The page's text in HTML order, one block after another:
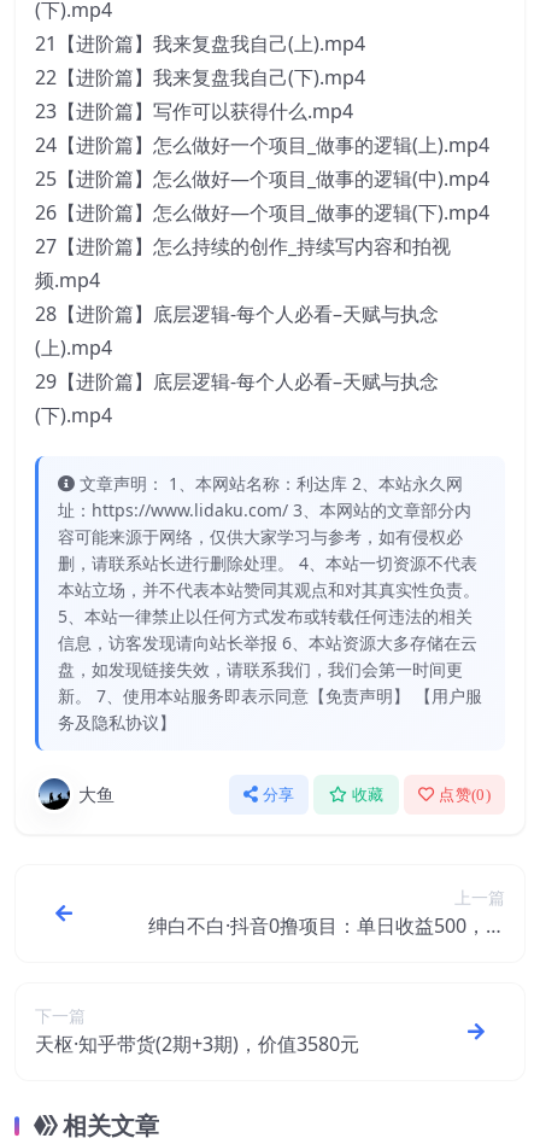
(下).mp4
21【进阶篇】我来复盘我自己(上).mp4
22【进阶篇】我来复盘我自己(下).mp4
23【进阶篇】写作可以获得什么.mp4
24【进阶篇】怎么做好一个项目_做事的逻辑(上).mp4
25【进阶篇】怎么做好—个项目_做事的逻辑(中).mp4
26【进阶篇】怎么做好—个项目_做事的逻辑(下).mp4
27【进阶篇】怎么持续的创作_持续写内容和拍视
频.mp4
28【进阶篇】底层逻辑-每个人必看–天赋与执念
(上).mp4
29【进阶篇】底层逻辑-每个人必看–天赋与执念
(下).mp4
文章声明： 1、本网站名称：利达库 2、本站永久网
址：https://www.lidaku.com/ 3、本网站的文章部分内
容可能来源于网络，仅供大家学习与参考，如有侵权必
删，请联系站长进行删除处理。 4、本站一切资源不代表
本站立场，并不代表本站赞同其观点和对其真实性负责。
5、本站一律禁止以任何方式发布或转载任何违法的相关
信息，访客发现请向站长举报 6、本站资源大多存储在云
盘，如发现链接失效，请联系我们，我们会第一时间更
新。 7、使用本站服务即表示同意【免责声明】 【用户服
务及隐私协议】
大鱼 分享 收藏 点赞(0)
上一篇
绅白不白·抖音0撸项目：单日收益500，不
下一篇
天枢·知乎带货(2期+3期)，价值3580元
相关文章